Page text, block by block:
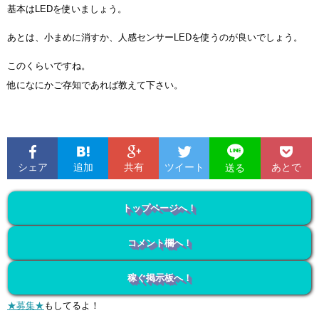
基本はLEDを使いましょう。
あとは、小まめに消すか、人感センサーLEDを使うのが良いでしょう。
このくらいですね。
他になにかご存知であれば教えて下さい。
シェア 追加 共有 ツイート 送る あとで
トップページへ！
コメント欄へ！
稼ぐ掲示板へ！
★募集★ もしてるよ！